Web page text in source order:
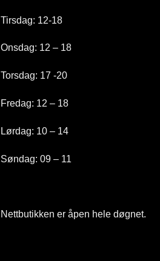
Tirsdag: 12-18
Onsdag: 12 – 18
Torsdag: 17 -20
Fredag: 12 – 18
Lørdag: 10 – 14
Søndag: 09 – 11
Nettbutikken er åpen hele døgnet.